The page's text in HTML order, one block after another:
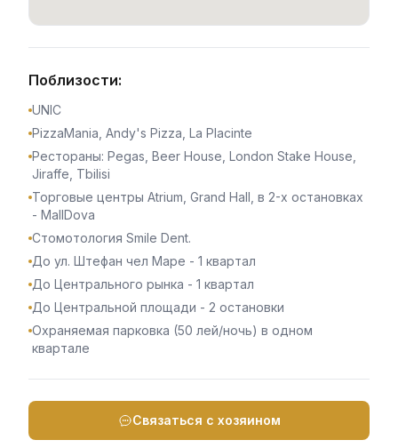
Поблизости:
UNIC
PizzaMania, Andy's Pizza, La Placinte
Рестораны: Pegas, Beer House, London Stake House,
Jiraffe, Tbilisi
Торговые центры Atrium, Grand Hall, в 2-х остановках
- MallDova
Стомотология Smile Dent.
До ул. Штефан чел Маре - 1 квартал
До Центрального рынка - 1 квартал
До Центральной площади - 2 остановки
Охраняемая парковка (50 лей/ночь) в одном
квартале
Связаться с хозяином